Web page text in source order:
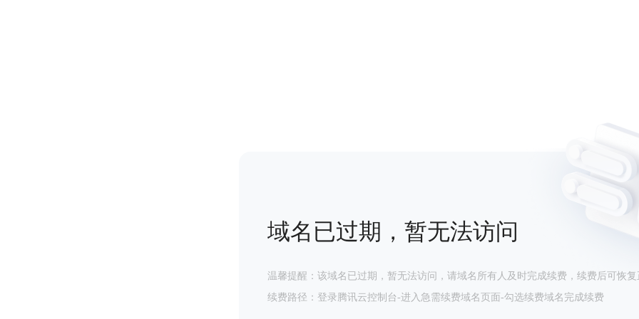
域名已过期，暂无法访问
温馨提醒：该域名已过期，暂无法访问，请域名所有人及时完成续费，续费后可恢复
续费路径：登录腾讯云控制台-进入急需续费域名页面-勾选续费域名完成续费